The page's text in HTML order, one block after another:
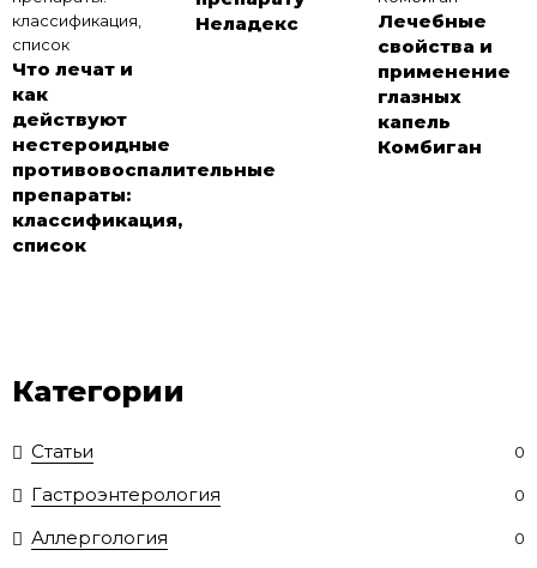
Что лечат и
как
действуют
нестероидные
противовоспалительные
препараты:
классификация,
список
Неладекс
Лечебные
свойства и
применение
глазных
капель
Комбиган
Категории
Статьи 0
Гастроэнтерология 0
Аллергология 0